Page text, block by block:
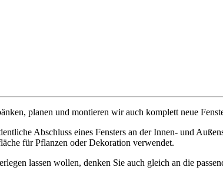
planen und montieren wir auch komplett neue
Abschluss eines Fensters an der Innen- und
für Pflanzen oder Dekoration verwendet.
lassen wollen, denken Sie auch gleich an die